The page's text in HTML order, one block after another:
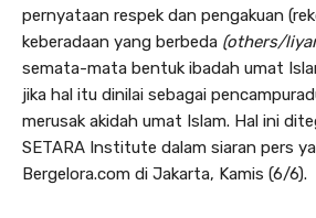
pernyataan respek dan pengakuan
keberadaan yang berbeda (others/
semata-mata bentuk ibadah umat
jika hal itu dinilai sebagai
merusak akidah umat Islam. Hal ini
SETARA Institute dalam siaran pers
Bergelora.com di Jakarta, Kamis (6/6).